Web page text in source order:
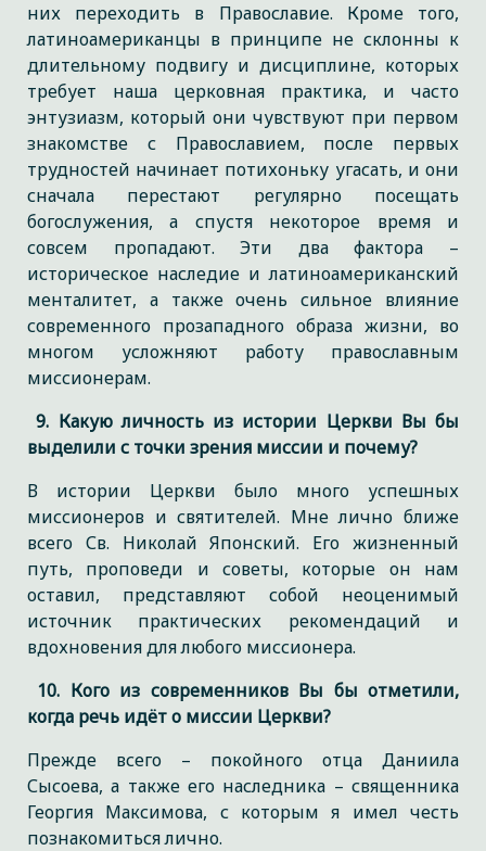
них переходить в Православие. Кроме того,
латиноамериканцы в принципе не склонны к
длительному подвигу и дисциплине, которых
требует наша церковная практика, и часто
энтузиазм, который они чувствуют при первом
знакомстве с Православием, после первых
трудностей начинает потихоньку угасать, и они
сначала перестают регулярно посещать
богослужения, а спустя некоторое время и
совсем пропадают. Эти два фактора –
историческое наследие и латиноамериканский
менталитет, а также очень сильное влияние
современного прозападного образа жизни, во
многом усложняют работу православным
миссионерам.
9. Какую личность из истории Церкви Вы бы
выделили с точки зрения миссии и почему?
В истории Церкви было много успешных
миссионеров и святителей. Мне лично ближе
всего Св. Николай Японский. Его жизненный
путь, проповеди и советы, которые он нам
оставил, представляют собой неоценимый
источник практических рекомендаций и
вдохновения для любого миссионера.
10. Кого из современников Вы бы отметили,
когда речь идёт о миссии Церкви?
Прежде всего – покойного отца Даниила
Сысоева, а также его наследника – священника
Георгия Максимова, с которым я имел честь
познакомиться лично.